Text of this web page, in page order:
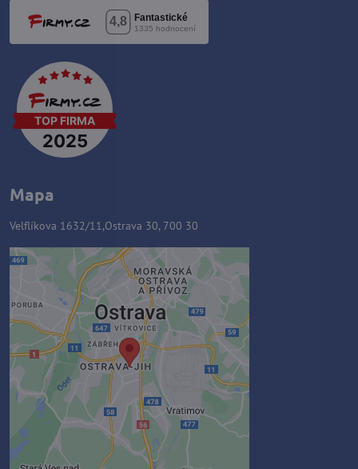
Mapa
Velflíkova 1632/11,Ostrava 30, 700 30
Zawartość zewnętrzna jest
blokowana przez opcje
prywatności
Czy chcesz załadować zawartość
zewnętrzną?
Zezwól raz
Zezwalaj zawsze - zgadzam się z
typem pliku cookie: Funkcjonalny